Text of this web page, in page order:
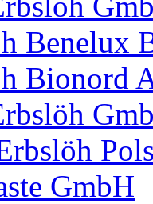
Benelux
Bionord
GmbH